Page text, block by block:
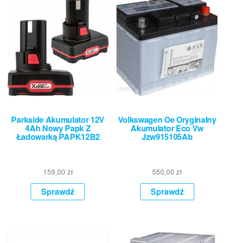
Parkside Akumulator 12V
4Ah Nowy Papk Z
Ładowarką PAPK12B2
159,00 zł
Sprawdź
Volkswagen Oe Oryginalny
Akumulator Eco Vw
Jzw915105Ab
550,00zł
Sprawdź